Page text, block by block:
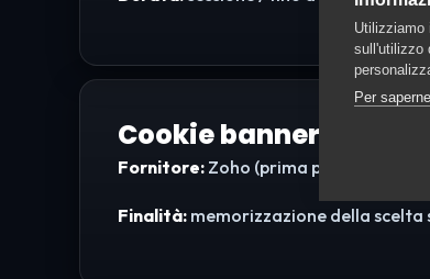
Cookie banner
Fornitore: Zoho (prima parte)
Finalità: memorizzazione della scelta
Utilizziamo
sull'utilizzo
Per